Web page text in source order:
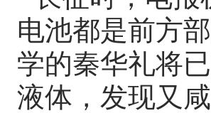
电池都是前方
学的秦华礼将
液体，发现又